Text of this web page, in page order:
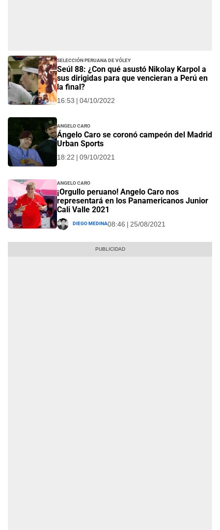
Selección Peruana de Vóley
Seúl 88: ¿Con qué asustó Nikolay Karpol a
sus dirigidas para que vencieran a Perú en
la final?
16:53 | 04/10/2022
Angelo Caro
Ángelo Caro se coronó campeón del Madrid
Urban Sports
18:22 | 09/10/2021
Angelo Caro
¡Orgullo peruano! Angelo Caro nos
representará en los Panamericanos Junior
Cali Valle 2021
Diego Medina08:46 | 25/08/2021